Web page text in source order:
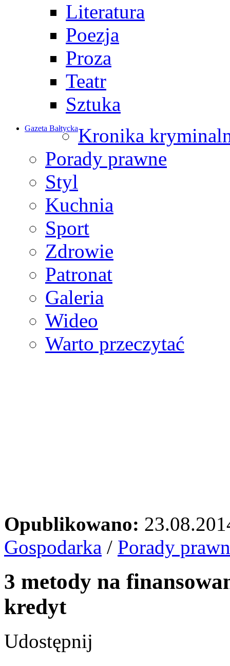
Literatura
Poezja
Proza
Teatr
Sztuka
Gazeta BałtyckaKronika
Porady prawne
Styl
Kuchnia
Sport
Zdrowie
Patronat
Galeria
Wideo
Warto przeczytać
Opublikowano:
Gospodarka / Porady
3 metody na
kredyt
Udostępnij